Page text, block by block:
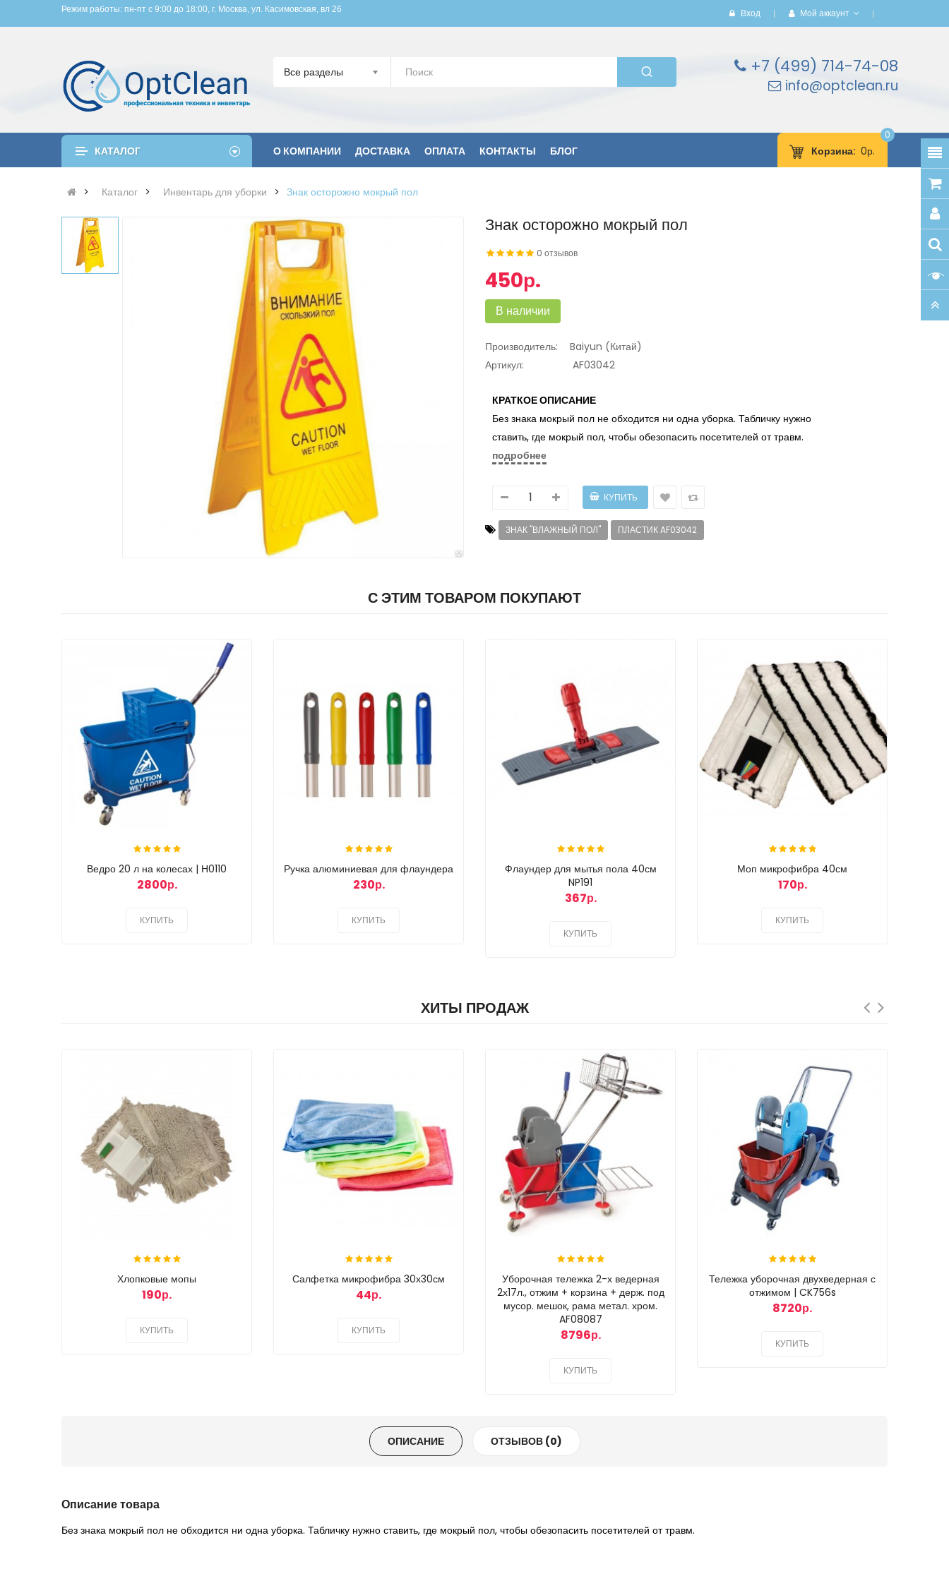
Режим работы: пн-пт с 9:00 до 18:00, г. Москва, ул. Касимовская, вл 26 Вход Мой аккаунт
Все разделы +7 (499) 714-74-08
info@optclean.ru
КАТАЛОГ О КОМПАНИИ ДОСТАВКА ОПЛАТА КОНТАКТЫ БЛОГ Корзина
0
0р.
Каталог Инвентарь для уборки Знак осторожно мокрый пол
Знак осторожно мокрый пол
0 отзывов
450р.
В наличии
Производитель:
Baiyun (Китай)
Артикул:
AF03042
КРАТКОЕ ОПИСАНИЕ
Без знака мокрый пол не обходится ни одна уборка. Табличку нужно
ставить, где мокрый пол, чтобы обезопасить посетителей от травм.
подробнее
ЗНАК "ВЛАЖНЫЙ ПОЛ" ПЛАСТИК AF03042
С ЭТИМ ТОВАРОМ ПОКУПАЮТ
Ведро 20 л на колесах | Н0110
2800р.
КУПИТЬ
Ручка алюминиевая для флаундера
230р.
КУПИТЬ
Флаундер для мытья пола 40см
NP191
367р.
КУПИТЬ
Моп микрофибра 40см
170р.
КУПИТЬ
ХИТЫ ПРОДАЖ
Хлопковые мопы
190р.
КУПИТЬ
Салфетка микрофибра 30х30см
44р.
КУПИТЬ
Уборочная тележка 2-х ведерная
2х17л., отжим + корзина + держ. под
мусор. мешок, рама метал. хром.
AF08087
8796р.
КУПИТЬ
Тележка уборочная двухведерная с
отжимом | CK756s
8720р.
КУПИТЬ
ОПИСАНИЕ ОТЗЫВОВ (0)
Описание товара
Без знака мокрый пол не обходится ни одна уборка. Табличку нужно ставить, где мокрый пол, чтобы обезопасить посетителей от травм.